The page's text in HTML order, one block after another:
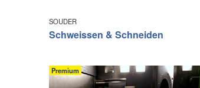
SOUDER
Schweissen & Schneiden
Premium